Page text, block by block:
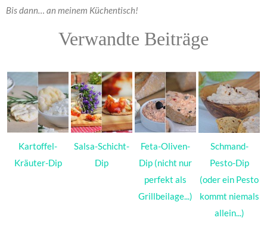
Bis dann… an meinem Küchentisch!
Verwandte Beiträge
Kartoffel-
Kräuter-Dip
Salsa-Schicht-
Dip
Feta-Oliven-
Dip (nicht nur
perfekt als
Grillbeilage...)
Schmand-
Pesto-Dip
(oder ein Pesto
kommt niemals
allein...)